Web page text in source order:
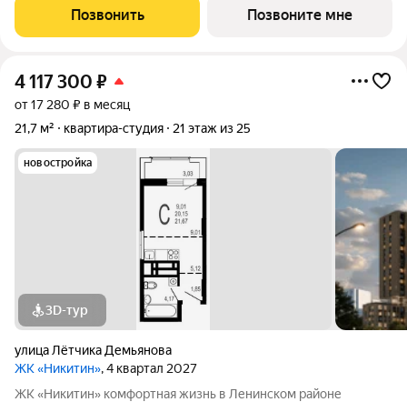
Современный жилой комплекс в тихом центре города. Рядом
цирк, парк им. Дурова, ТЦ,
Позвонить Позвоните мне
4 117 300 ₽
от 17 280 ₽ в месяц
21,7 м²
квартира-студия 21 этаж из 25
новостройка
3D-тур
улица Лётчика Демьянова
ЖК «Никитин», 4 квартал 2027
ЖК «Никитин» комфортная жизнь в Ленинском районе